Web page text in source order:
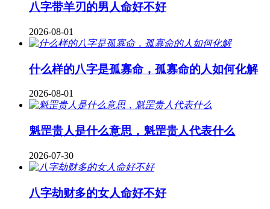
八字带羊刃的男人命好不好
2026-08-01
什么样的八字是孤寡命，孤寡命的人如何化解
2026-08-01
魁罡贵人是什么意思，魁罡贵人代表什么
2026-07-30
八字劫财多的女人命好不好